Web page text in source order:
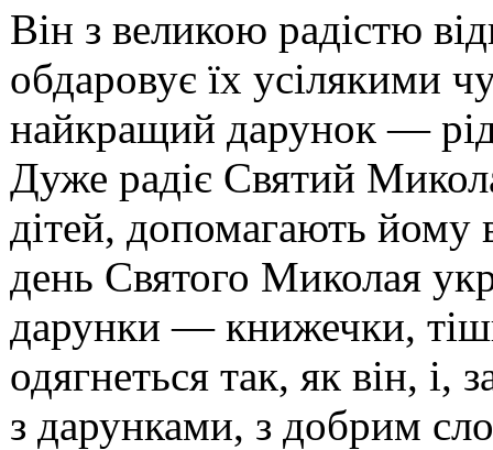
Він з великою радістю
обдаровує їх усілякими
найкращий дарунок —
Дуже радіє Святий
дітей, допомагають йому
день Святого Миколая
дарунки — книжечки,
одягнеться так, як він, і,
з дарунками, з добрим